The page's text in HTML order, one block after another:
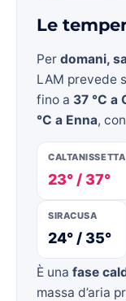
Le
Per domani,
LAM prevede
fino a 37 °C a
°C a Enna, con
CALTANISSETTA
23° / 37°
SIRACUSA
24° / 35°
È una fase
massa d’aria